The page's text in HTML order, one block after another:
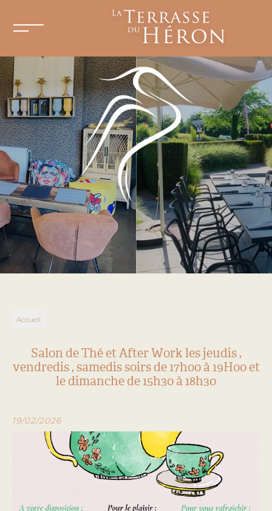
Accueil
Salon de Thé et After Work les jeudis ,
vendredis , samedis soirs de 17h00 à 19H00 et
le dimanche de 15h30 à 18h30
19/02/2026